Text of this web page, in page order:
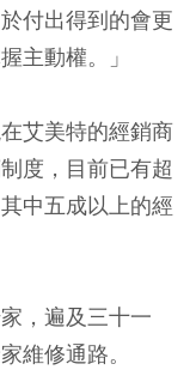
付出得到的會更
主動權。」
艾美特的經銷商
度，目前已有超
中五成以上的經
，遍及三十一
維修通路。